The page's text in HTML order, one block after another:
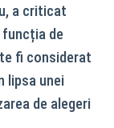
a criticat
funcția de
fi considerat
lipsa unei
de alegeri